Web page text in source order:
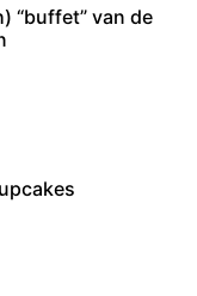
“buffet” van de